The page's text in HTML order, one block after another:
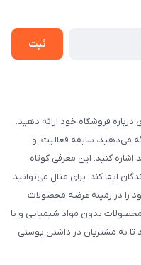
ثبت
فروشگاه خود ارائه دهید.
می‌دهید، سابقه فعالیت، و
اشاره کنید. این معرفی کوتاه
ایفا کند. برای مثال می‌توانید
ما از سال ۱۳۹۸ فعالیت خود را در زمینه عرضه محصولات
بدون مواد شیمیایی و با
تا به مشتریان در داشتن پوستی